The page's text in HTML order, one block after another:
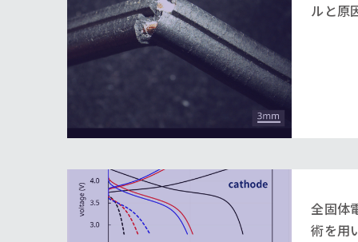
ルと原
全固体
術を用